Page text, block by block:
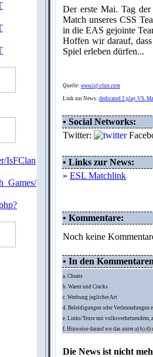
Der erste Mai. Tag
Match unseres CSS
in die EAS gejointe
Hoffen wir darauf,
Spiel erleben dürfen...
Quelle: www.isf-clan.com
Link zur News: dedicated 2 play VS.
• Social Networks:
Twitter:
• Links zur News:
» ESL Matchlink
• Kommentare:
Noch keine
• In den
a. Cheats
b. Warez und Cracks
c. Werbung jeglicher Art
d. Beleidigungen oder Verleumdungen
e. Links/Texte mit volksverhetzendem,
f. Hinweise darauf wo das unter a) b)
Die News ist nicht